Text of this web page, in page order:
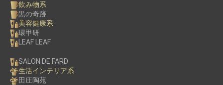
飲み物系
黒の奇跡
美容健康系
環甲研
LEAF LEAF
SALON DE FARD
生活インテリア系
田庄陶苑